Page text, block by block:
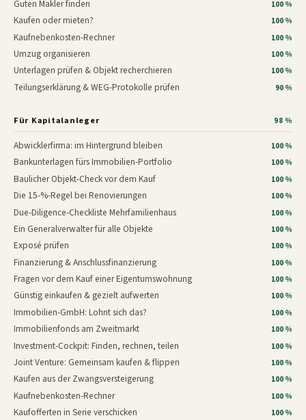
Guten Makler finden 100 %
Kaufen oder mieten? 100 %
Kaufnebenkosten-Rechner 100 %
Umzug organisieren 100 %
Unterlagen prüfen & Objekt recherchieren 100 %
Teilungserklärung & WEG-Protokolle prüfen 90 %
Für Kapitalanleger 98 %
Abwicklerfirma: im Hintergrund bleiben 100 %
Bankunterlagen fürs Immobilien-Portfolio 100 %
Baulicher Objekt-Check vor dem Kauf 100 %
Die 15-%-Regel bei Renovierungen 100 %
Due-Diligence-Checkliste Mehrfamilienhaus 100 %
Ein Generalverwalter für alle Objekte 100 %
Exposé prüfen 100 %
Finanzierung & Anschlussfinanzierung 100 %
Fragen vor dem Kauf einer Eigentumswohnung 100 %
Günstig einkaufen & gezielt aufwerten 100 %
Immobilien-GmbH: Lohnt sich das? 100 %
Immobilienfonds am Zweitmarkt 100 %
Investment-Cockpit: Finden, rechnen, teilen 100 %
Joint Venture: Gemeinsam kaufen & flippen 100 %
Kaufen aus der Zwangsversteigerung 100 %
Kaufnebenkosten-Rechner 100 %
Kaufofferten in Serie verschicken 100 %